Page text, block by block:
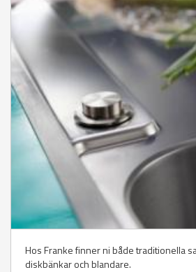
Hos Franke finner ni både traditionella
diskbänkar och blandare.